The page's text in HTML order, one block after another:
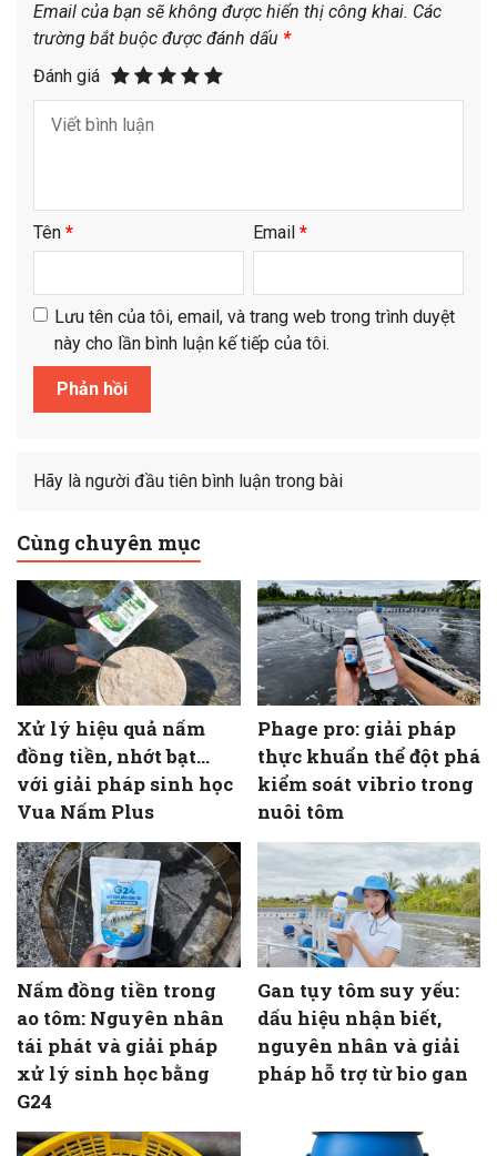
Email của bạn sẽ không được hiển thị công khai. Các
trường bắt buộc được đánh dấu *
Đánh giá
Tên * Email *
Lưu tên của tôi, email, và trang web trong trình duyệt
này cho lần bình luận kế tiếp của tôi.
Hãy là người đầu tiên bình luận trong bài
Cùng chuyên mục
Xử lý hiệu quả nấm
đồng tiền, nhớt bạt…
với giải pháp sinh học
Vua Nấm Plus
Phage pro: giải pháp
thực khuẩn thể đột phá
kiểm soát vibrio trong
nuôi tôm
Nấm đồng tiền trong
ao tôm: Nguyên nhân
tái phát và giải pháp
xử lý sinh học bằng
G24
Gan tụy tôm suy yếu:
dấu hiệu nhận biết,
nguyên nhân và giải
pháp hỗ trợ từ bio gan